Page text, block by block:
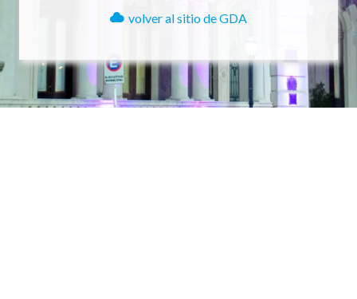
volver al sitio de GDA